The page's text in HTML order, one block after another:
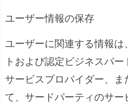
ユーザー情報の保存
ユーザーに関連する情報は
トおよび認定ビジネスパー
サービスプロバイダー、ま
て、サードパーティのサ